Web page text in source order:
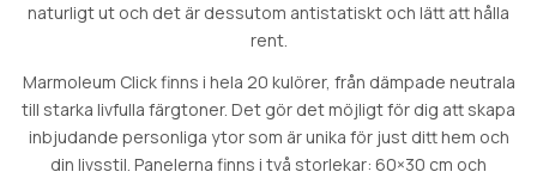
naturligt ut och det är dessutom antistatiskt och lätt att hålla
rent.
Marmoleum Click finns i hela 20 kulörer, från dämpade neutrala
till starka livfulla färgtoner. Det gör det möjligt för dig att skapa
inbjudande personliga ytor som är unika för just ditt hem och
din livsstil. Panelerna finns i två storlekar: 60×30 cm och